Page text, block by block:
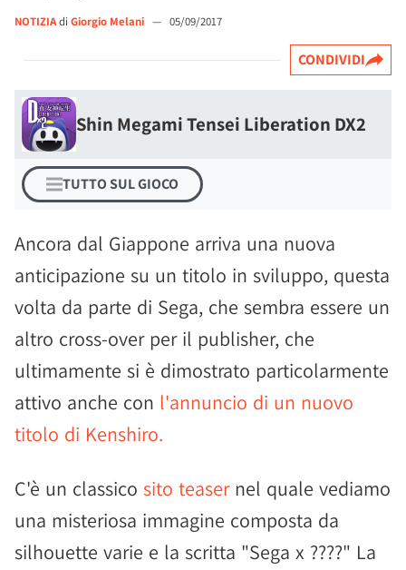
NOTIZIAdi Giorgio Melani — 05/09/2017
CONDIVIDI
Shin Megami Tensei Liberation DX2
TUTTO SUL GIOCO
Ancora dal Giappone arriva una nuova
anticipazione su un titolo in sviluppo, questa
volta da parte di Sega, che sembra essere un
altro cross-over per il publisher, che
ultimamente si è dimostrato particolarmente
attivo anche con l'annuncio di un nuovo
titolo di Kenshiro.
C'è un classico sito teasernel quale vediamo
una misteriosa immagine composta da
silhouette varie e la scritta "Sega x ????" La